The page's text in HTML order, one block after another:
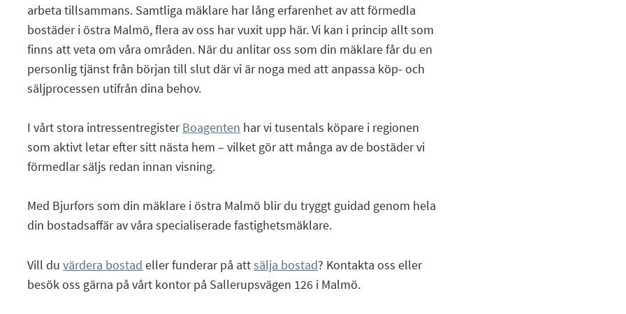
arbeta tillsammans. Samtliga mäklare har lång erfarenhet av att förmedla
bostäder i östra Malmö, flera av oss har vuxit upp här. Vi kan i princip allt som
finns att veta om våra områden. När du anlitar oss som din mäklare får du en
personlig tjänst från början till slut där vi är noga med att anpassa köp- och
säljprocessen utifrån dina behov.
I vårt stora intressentregisterBoagenten har vi tusentals köpare i regionen
som aktivt letar efter sitt nästa hem – vilket gör att många av de bostäder vi
förmedlar säljs redan innan visning.
Med Bjurfors som din mäklare i östra Malmö blir du tryggt guidad genom hela
din bostadsaffär av våra specialiserade fastighetsmäklare.
Vill duvärdera bostad eller funderar på attsälja bostad? Kontakta oss eller
besök oss gärna på vårt kontor på Sallerupsvägen 126 i Malmö.
Facebook
Instagram